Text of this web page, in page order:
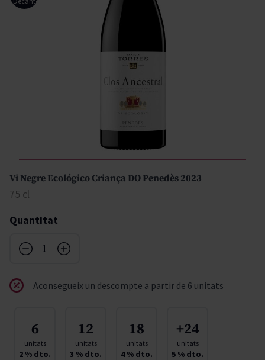
Vi Negre Ecológico Criança DO Penedès 2023
75 cl
Quantitat
Aconsegueix un descompte a partir de 6 unitats
6
unitats
2 % dto.
12
unitats
3 % dto.
18
unitats
4% dto.
+24
unitats
5 % dto.